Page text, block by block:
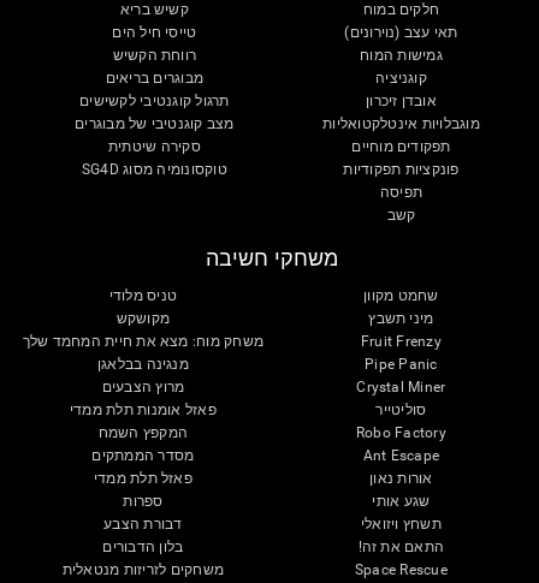
חלקים במוח
תאי עצב (נוירונים)
גמישות המוח
קוגניציה
אובדן זיכרון
מוגבלויות אינטלקטואליות
תפקודים מוחיים
פונקציות תפקודיות
תפיסה
קשב
קשיש בריא
טייסי חיל הים
רווחת הקשיש
מבוגרים בריאים
תרגול קוגנטיבי לקשישים
מצב קוגנטיבי של מבוגרים
סקירה שיטתית
טוקסונומיה מסוג SG4D
משחקי חשיבה
שחמט מקוון
מיני תשבץ
Fruit Frenzy
Pipe Panic
Crystal Miner
סוליטייר
Robo Factory
Ant Escape
אורות נאון
שגע אותי
תשחץ ויזואלי
התאם את זה!
Space Rescue
טניס מלודי
מקושקש
משחק מוח: מצא את חיית המחמד שלך
מנגינה בבלאגן
מרוץ הצבעים
פאזל אומנות תלת ממדי
המקפץ השמח
מסדר הממתקים
פאזל תלת ממדי
ספרות
דבורת הצבע
בלון הדבורים
משחקים לזריזות מנטאלית